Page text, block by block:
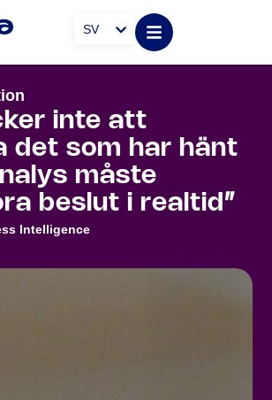
SV
inte att
det som har hänt
måste
beslut i realtid”
Intelligence